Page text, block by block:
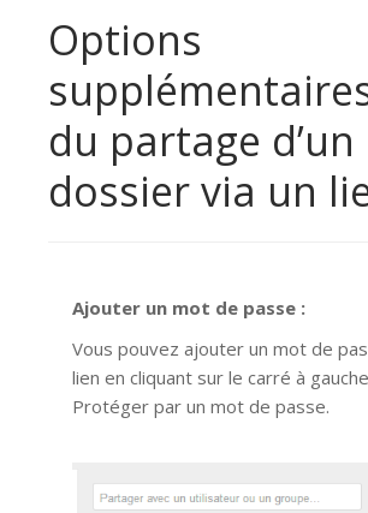
Options
du partage d’un
dossier via un
Ajouter un mot de passe :
Vous pouvez ajouter un mot de
lien en cliquant sur le carré à
Protéger par un mot de passe.